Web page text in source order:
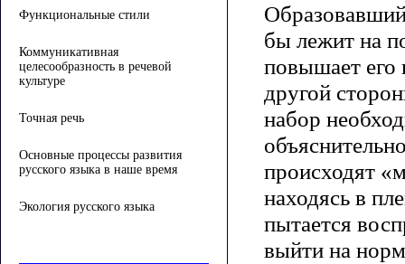
Функциональные стили
Коммуникативная
целесообразность в речевой
культуре
Точная речь
Основные процессы развития
русского языка в наше время
Экология русского языка
бы лежит на
повышает его
другой
набор
происходят
находясь в
пытается
выйти на